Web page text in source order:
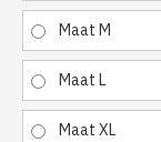
Maat M
Maat L
Maat XL